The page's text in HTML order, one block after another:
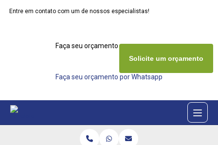
Entre em contato com um de nossos especialistas!
Faça seu orçamento agora mesmo
Faça seu orçamento por Whatsapp
Solicite um orçamento